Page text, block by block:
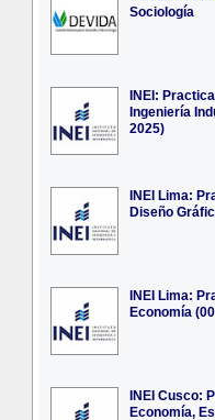
Sociología
INEI:
Ingeniería
2025)
INEI Lima:
Diseño
INEI Lima:
Economía
INEI Cusco:
Economía,